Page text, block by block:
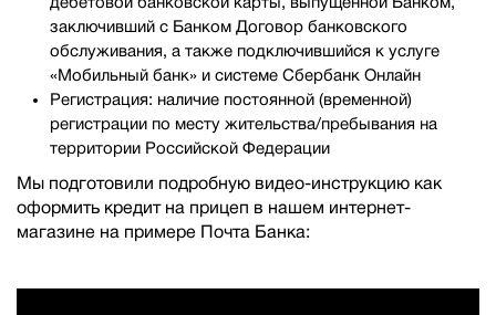
заключивший с Банком Договор банковского
обслуживания, а также подключившийся к услуге
«Мобильный банк» и системе Сбербанк Онлайн
Регистрация: наличие постоянной (временной)
регистрации по месту жительства/пребывания на
территории Российской Федерации
Мы подготовили подробную видео-инструкцию как
оформить кредит на прицеп в нашем интернет-
магазине на примере Почта Банка: